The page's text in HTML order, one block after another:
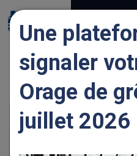
ENTREPRENDRE
Une
signaler
Orage de
juillet 2026